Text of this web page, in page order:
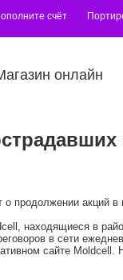
счёт
онлайн
продолжении акций
находящиеся в
в сети
сайте